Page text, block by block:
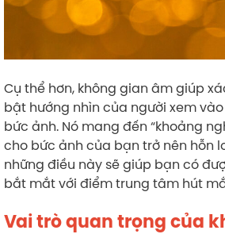
Cụ thể hơn, không gian âm giúp
bật hướng nhìn của người xem
bức ảnh. Nó mang đến “khoảng
cho bức ảnh của bạn trở nên hỗn
những điều này sẽ giúp bạn có
bắt mắt với điểm trung tâm hút
Vai trò quan trọng của